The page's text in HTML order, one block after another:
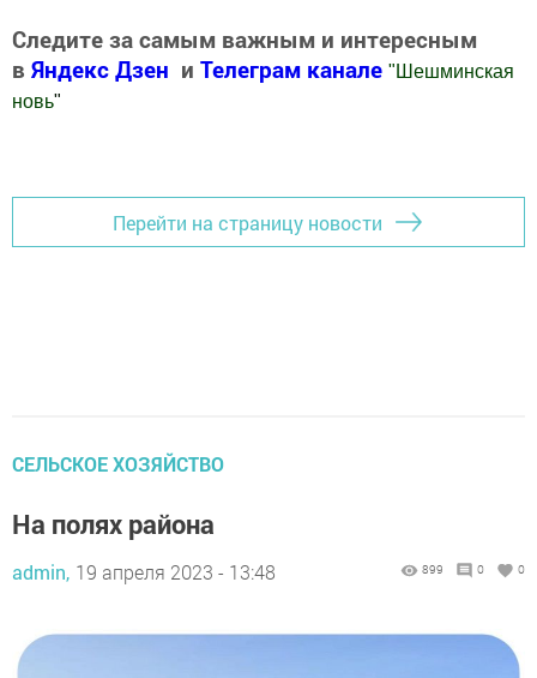
Следите за самым важным и интересным
в Яндекс Дзен и Телеграм канале " Шешминская
новь"
Перейти на страницу новости
СЕЛЬСКОЕ ХОЗЯЙСТВО
На полях района
admin, 19 апреля 2023 - 13:48 899 0 0